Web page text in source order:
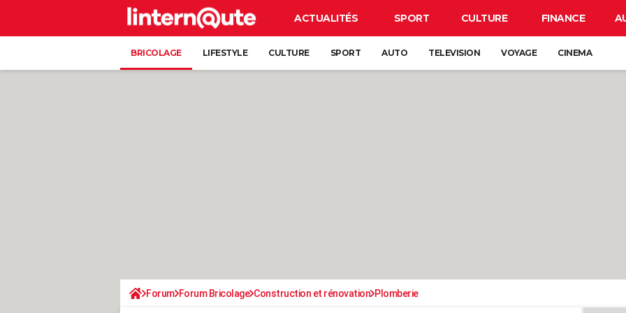
ACTUALITÉS SPORT CULTURE FINANCE
BRICOLAGE LIFESTYLE CULTURE SPORT AUTO TELEVISION VOYAGE CINEMA
Forum Forum Bricolage Construction et rénovation Plomberie